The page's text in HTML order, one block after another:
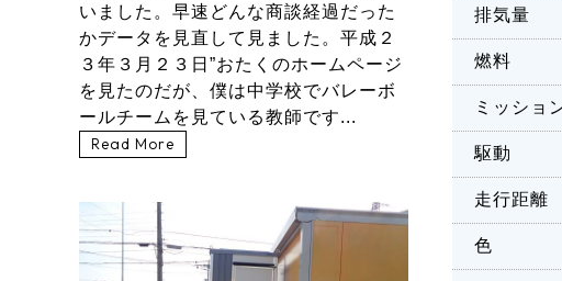
排気量
燃料
ミッショ
駆動
走行距離
色
いました。早速どんな商談経過だった
かデータを見直して見ました。平成２
３年３月２３日”おたくのホームページ
を見たのだが、僕は中学校でバレーボ
ールチームを見ている教師です...
Read More